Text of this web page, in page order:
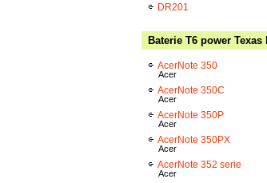
DR201
Baterie T6 power
AcerNote 350
Acer
AcerNote 350C
Acer
AcerNote 350P
Acer
AcerNote 350PX
Acer
AcerNote 352 serie
Acer